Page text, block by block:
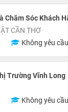
Chăm Sóc Khách
CẦN THƠ
Không yêu cầu
Trường Vĩnh Long
Không yêu cầu